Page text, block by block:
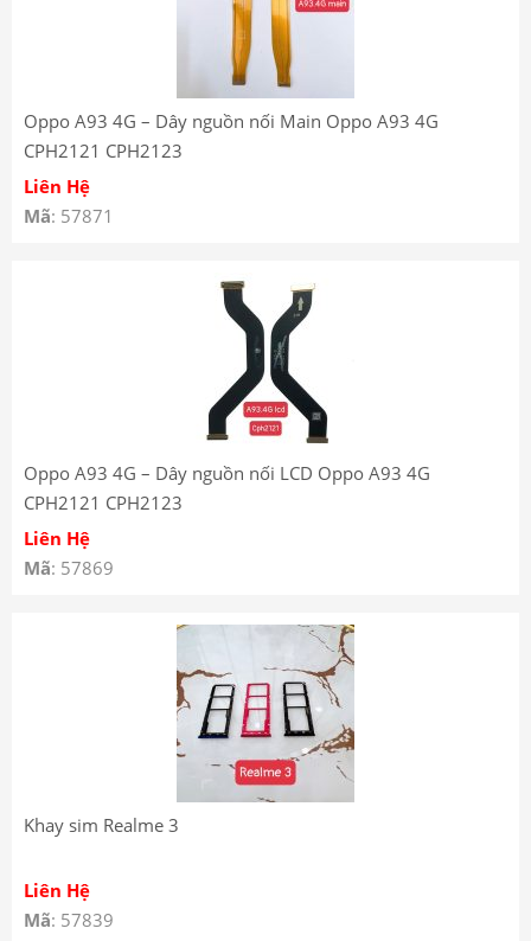
Oppo A93 4G – Dây nguồn nối Main Oppo A93 4G
CPH2121 CPH2123
Liên Hệ
Mã: 57871
Oppo A93 4G – Dây nguồn nối LCD Oppo A93 4G
CPH2121 CPH2123
Liên Hệ
Mã: 57869
Khay sim Realme 3
Liên Hệ
Mã: 57839